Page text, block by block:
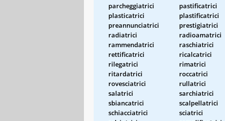
parcheggiatrici
pastificatrici
plasticatrici
plastificatrici
preannunciatrici
prestigiatrici
radiatrici
radioamatrici
rammendatrici
raschiatrici
rettificatrici
ricalcatrici
rilegatrici
rimatrici
ritardatrici
roccatrici
rovesciatrici
rullatrici
salatrici
sarchiatrici
sbiancatrici
scalpellatrici
schiacciatrici
sciatrici